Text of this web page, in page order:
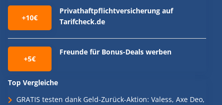
+10€
Privathaftpflichtversicherung auf
Tarifcheck.de
+5€
Freunde für Bonus-Deals werben
Top Vergleiche
GRATIS testen dank Geld-Zurück-Aktion: Valess, Axe Deo,